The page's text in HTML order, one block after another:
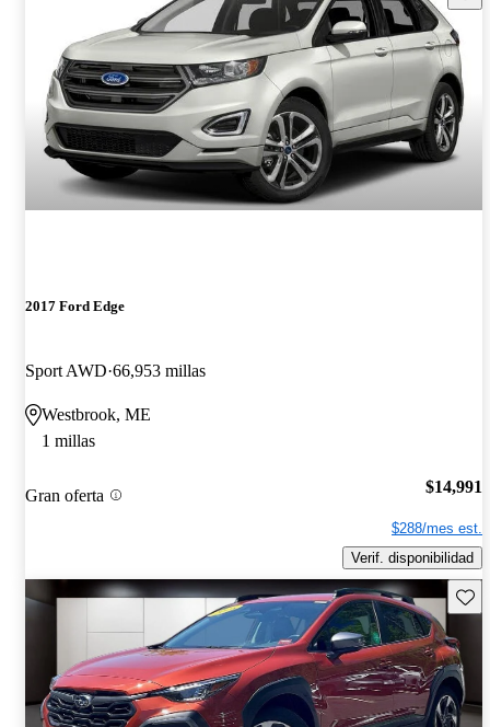
2017 Ford Edge
Sport AWD 66,953 millas
Westbrook, ME
1 millas
Gran oferta $14,991
$288/mes est.
Verif. disponibilidad